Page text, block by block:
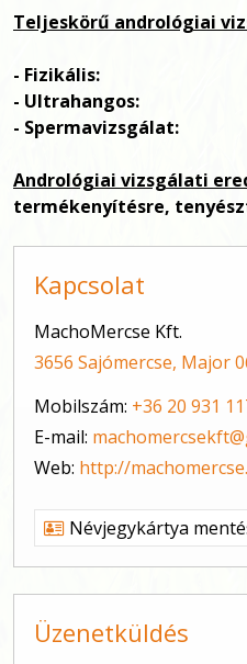
Teljeskörű andrológiai
- Fizikális:
-
-
Andrológiai vizsgálati
termékenyítésre,
Kapcsolat
MachoMercse Kft.
3656 Sajómercse, Major
Mobilszám: +36 20 931
E-mail:
Web: http://
Névjegykártya
Üzenetküldés